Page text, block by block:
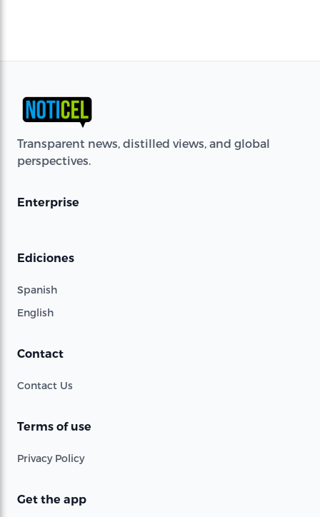
Transparent news, distilled views, and global
perspectives.
Enterprise
Ediciones
Spanish
English
Contact
Contact Us
Terms of use
Privacy Policy
Get the app